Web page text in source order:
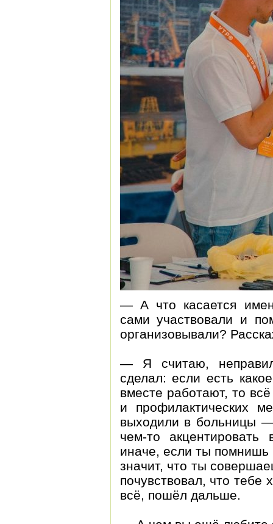
— А что касается
сами участвовали и
организовывали?
— Я считаю,
сделал: если есть
вместе работают, то
и профилактических
выходили в больницы
чем-то
иначе, если ты помнишь
значит, что ты
почувствовал, что
всё, пошёл дальше.